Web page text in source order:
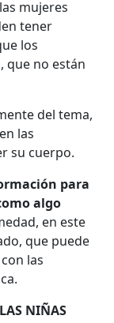
mujeres
tener
los
que no están
del tema,
las
su cuerpo.
para
algo
en este
que puede
las
NIÑAS